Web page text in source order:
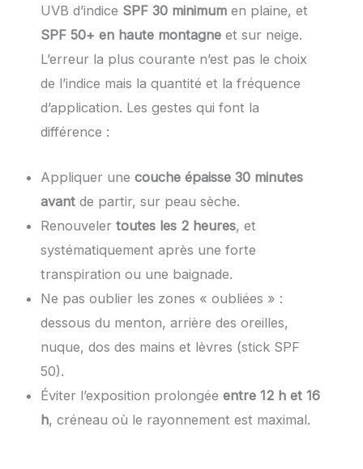
UVB d’indice SPF 30 minimum en plaine, et
SPF 50+ en haute montagne et sur neige.
L’erreur la plus courante n’est pas le choix
de l’indice mais la quantité et la fréquence
d’application. Les gestes qui font la
différence :
Appliquer une couche épaisse 30 minutes
avant de partir, sur peau sèche.
Renouveler toutes les 2 heures, et
systématiquement après une forte
transpiration ou une baignade.
Ne pas oublier les zones « oubliées » :
dessous du menton, arrière des oreilles,
nuque, dos des mains et lèvres (stick SPF
50).
Éviter l’exposition prolongée entre 12 h et 16
h, créneau où le rayonnement est maximal.